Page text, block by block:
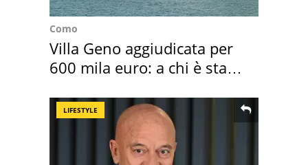
Como
Villa Geno aggiudicata per
600 mila euro: a chi è stata
LIFESTYLE